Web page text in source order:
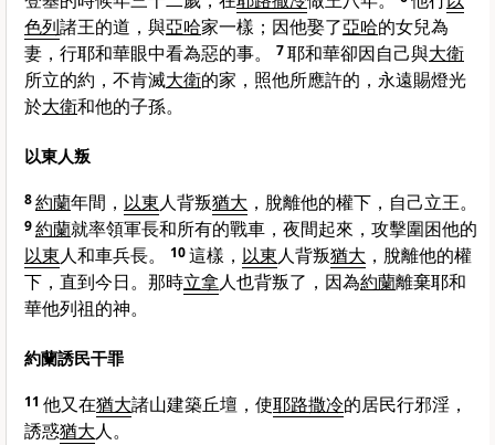
色列諸王的道，與亞哈家一樣；因他娶了亞哈的女兒為
妻，行耶和華眼中看為惡的事。
7耶和華卻因自己與大衛
所立的約，不肯滅大衛的家，照他所應許的，永遠賜燈光
於大衛和他的子孫。
以東人叛
8約蘭年間， 以東人背叛猶大 ，脫離他的權下，自己立王。
9約蘭就率領軍長和所有的戰車，夜間起來，攻擊圍困他的
以東人和車兵長。 10這樣， 以東人背叛猶大 ，脫離他的權
下，直到今日。那時立拿人也背叛了，因為約蘭離棄耶和
華他列祖的神。
約蘭誘民干罪
11 他又在猶大諸山建築丘壇，使耶路撒冷的居民行邪淫，
誘惑猶大人。